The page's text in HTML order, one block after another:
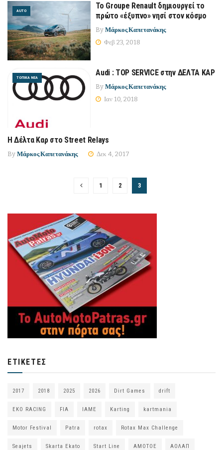
AUTO
Το Groupe Renault δημιουργεί το
πρώτο «έξυπνο» νησί στον κόσμο
By Μάρκος Καπετανάκης
Φεβ 23, 2018
ΤΟΠΙΚΆ ΝΈΑ
Audi : TOP SERVICE στην ΔΕΛΤΑ ΚΑΡ
By Μάρκος Καπετανάκης
Ιαν 10, 2018
Η Δέλτα Καρ στο Street Relays
By Μάρκος Καπετανάκης Δεκ 4, 2017
1 2 3
ΕΤΙΚΈΤΕΣ
2017 2018 2025 2026 Dirt Games drift
EKO RACING FIA IAME Karting kartmania
Motor Festival Patra rotax Rotax Max Challenge
Seajets Skarta Ekato Start Line ΑΜΟΤΟΕ ΑΟΛΑΠ